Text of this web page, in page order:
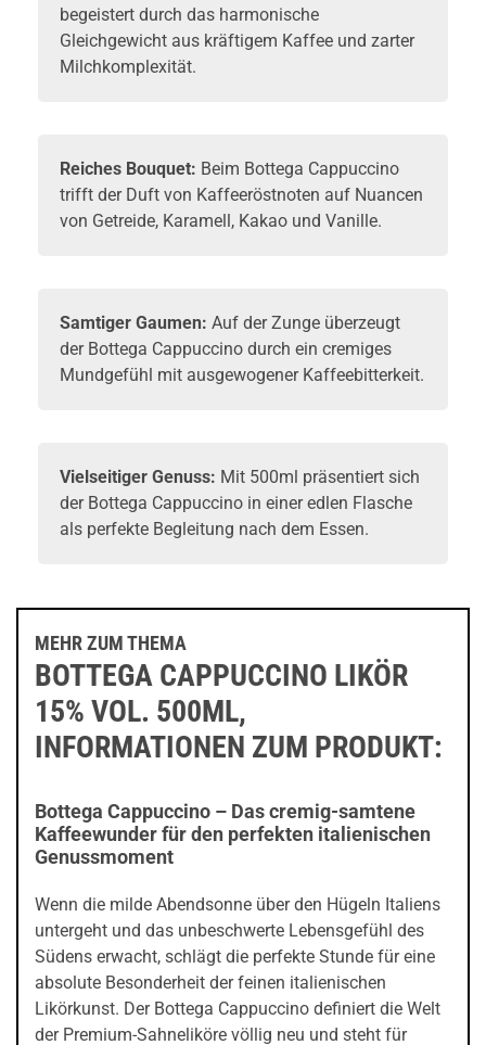
begeistert durch das harmonische
Gleichgewicht aus kräftigem Kaffee und zarter
Milchkomplexität.
Reiches Bouquet: Beim Bottega Cappuccino
trifft der Duft von Kaffeeröstnoten auf Nuancen
von Getreide, Karamell, Kakao und Vanille.
Samtiger Gaumen: Auf der Zunge überzeugt
der Bottega Cappuccino durch ein cremiges
Mundgefühl mit ausgewogener Kaffeebitterkeit.
Vielseitiger Genuss: Mit 500ml präsentiert sich
der Bottega Cappuccino in einer edlen Flasche
als perfekte Begleitung nach dem Essen.
MEHR ZUM THEMA
BOTTEGA CAPPUCCINO LIKÖR
15% VOL. 500ML,
INFORMATIONEN ZUM PRODUKT:
Bottega Cappuccino – Das cremig-samtene
Kaffeewunder für den perfekten italienischen
Genussmoment
Wenn die milde Abendsonne über den Hügeln Italiens
untergeht und das unbeschwerte Lebensgefühl des
Südens erwacht, schlägt die perfekte Stunde für eine
absolute Besonderheit der feinen italienischen
Likörkunst. Der Bottega Cappuccino definiert die Welt
der Premium-Sahneliköre völlig neu und steht für